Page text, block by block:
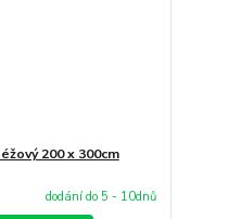
200 x 300cm
dodání do 5 - 10dnů